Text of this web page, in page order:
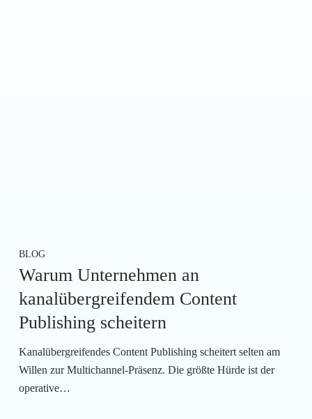
BLOG
Warum Unternehmen an
kanalübergreifendem Content
Publishing scheitern
Kanalübergreifendes Content Publishing scheitert selten am
Willen zur Multichannel-Präsenz. Die größte Hürde ist der
operative…